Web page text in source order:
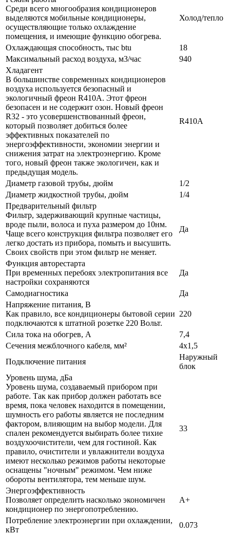
Среди всего многообразия кондиционеров
выделяются мобильные кондиционеры,
осуществляющие только охлаждение
помещения, и имеющие функцию обогрева.
Холод/тепло
Охлаждающая способность, тыс btu
18
Максимальный расход воздуха, м3/час
940
Хладагент
В большинстве современных кондиционеров
воздуха используется безопасный и
экологичный фреон R410A. Этот фреон
безопасен и не содержит озон. Новый фреон
R32 - это усовершенствованный фреон,
который позволяет добиться более
эффективных показателей по
энергоэффективности, экономии энергии и
снижения затрат на электроэнергию. Кроме
того, новый фреон также экологичен, как и
предыдущая модель.
R410A
Диаметр газовой трубы, дюйм
1/2
Диаметр жидкостной трубы, дюйм
1/4
Предварительный фильтр
Фильтр, задерживающий крупные частицы,
вроде пыли, волоса и пуха размером до 10нм.
Чаще всего конструкция фильтра позволяет его
легко достать из прибора, помыть и высушить.
Своих свойств при этом фильтр не меняет.
Да
Функция авторестарта
При временных перебоях электропитания все
настройки сохраняются
Да
Самодиагностика
Да
Напряжение питания, В
Как правило, все кондиционеры бытовой серии
подключаются к штатной розетке 220 Вольт.
220
Сила тока на обогрев, А
7,4
Сечения межблочного кабеля, мм²
4х1,5
Подключение питания
Наружный
блок
Уровень шума, дБа
Уровень шума, создаваемый прибором при
работе. Так как прибор должен работать все
время, пока человек находится в помещении,
шумность его работы является не последним
фактором, влияющим на выбор модели. Для
спален рекомендуется выбирать более тихие
воздухоочистители, чем для гостиной. Как
правило, очистители и увлажнители воздуха
имеют несколько режимов работы некоторые
оснащены "ночным" режимом. Чем ниже
обороты вентилятора, тем меньше шум.
33
Энергоэффективность
Позволяет определить насколько экономичен
кондиционер по энергопотреблению.
A+
Потребление электроэнергии при охлаждении,
кВт
0.073